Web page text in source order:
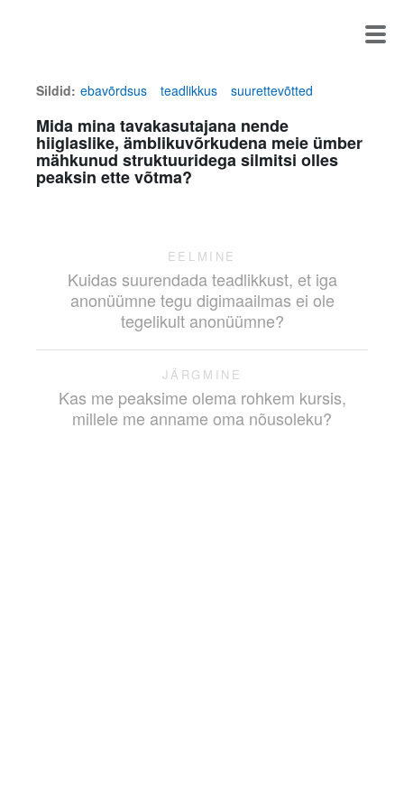
Sildid: ebavõrdsus teadlikkus suurettevõtted
Mida mina tavakasutajana nende
hiiglaslike, ämblikuvõrkudena meie ümber
mähkunud struktuuridega silmitsi olles
peaksin ette võtma?
EELMINE
Kuidas suurendada teadlikkust, et iga
anonüümne tegu digimaailmas ei ole
tegelikult anonüümne?
JÄRGMINE
Kas me peaksime olema rohkem kursis,
millele me anname oma nõusoleku?